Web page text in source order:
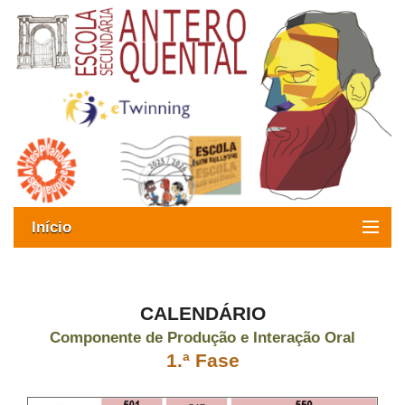
Início
SIGE
CALENDÁRIO
Componente de Produção e Interação Oral
1.ª Fase